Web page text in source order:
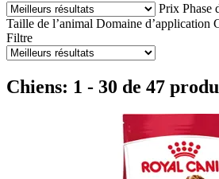
Prix Phase
Taille de l’animal Domaine d’application
Filtre
Chiens: 1 - 30 de 47